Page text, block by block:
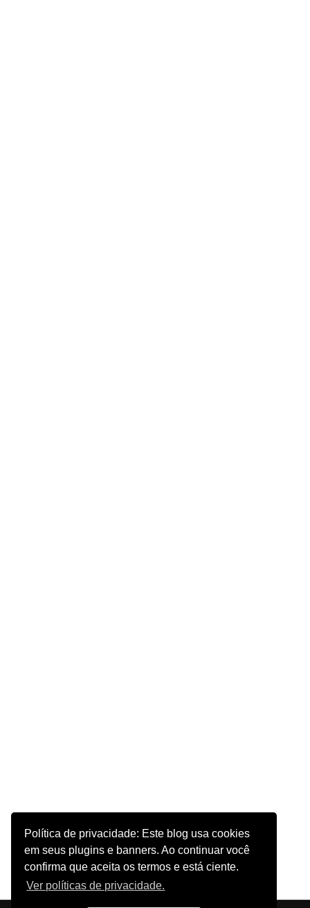
Política de privacidade: Este blog usa cookies
em seus plugins e banners. Ao continuar você
confirma que aceita os termos e está ciente.
Ver políticas de privacidade.